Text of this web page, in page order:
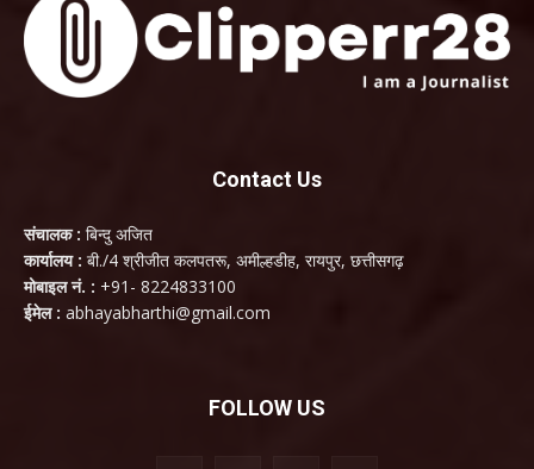
Contact Us
संचालक : बिन्दु अजित
कार्यालय : बी./4 श्रीजीत कलपतरू, अमील्हडीह, रायपुर, छत्तीसगढ़
मोबाइल नं. : +91- 8224833100
ईमेल : abhayabharthi@gmail.com
FOLLOW US